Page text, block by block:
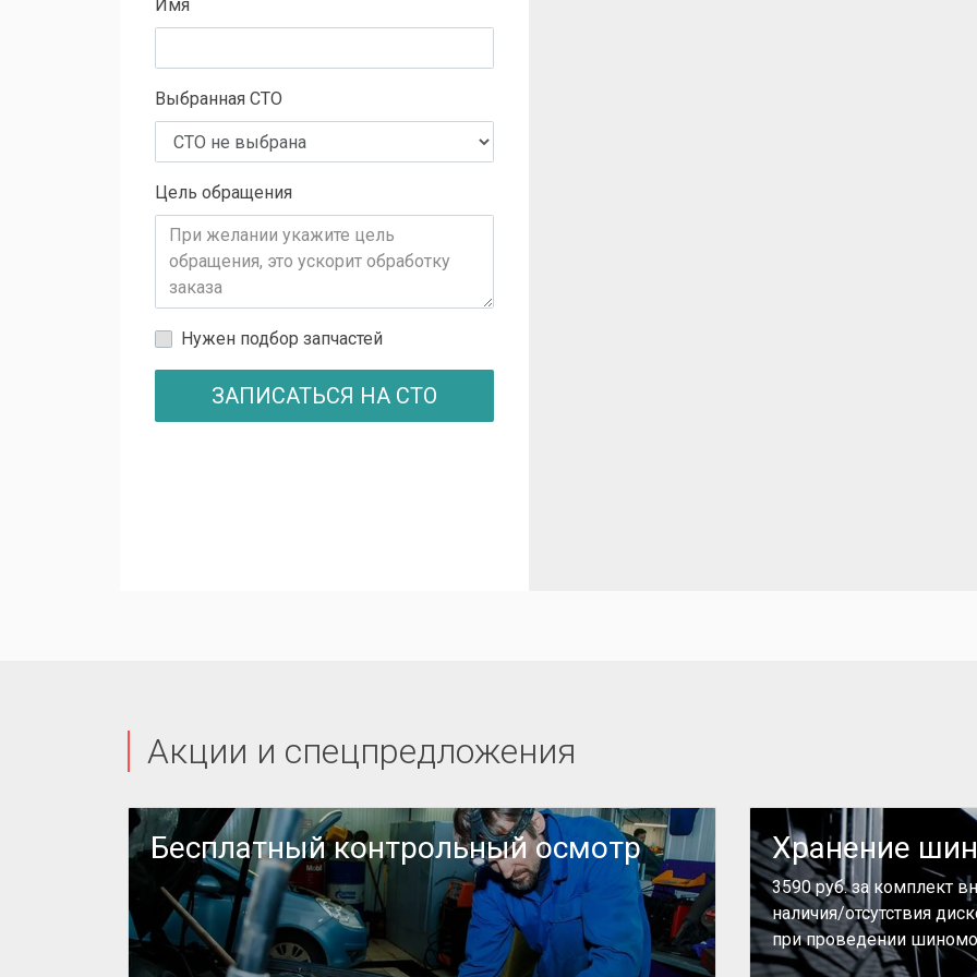
Имя
Выбранная СТО
Цель обращения
Нужен подбор запчастей
ЗАПИСАТЬСЯ НА СТО
Акции и спецпредложения
Бесплатный контрольный осмотр Хранение шин
3590 руб. за комплект
наличия/отсутствия
при проведении